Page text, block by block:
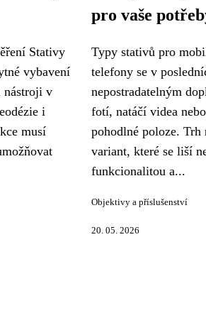
Stativy
vybavení
nástroji v
i
musí
pro vaše
Typy stativů pro
telefony se v
nepostradatelným
fotí, natáčí videa
pohodlné poloze. Trh
variant, které se liší
funkcionalitou a...
Objektivy a příslušenství
20. 05. 2026